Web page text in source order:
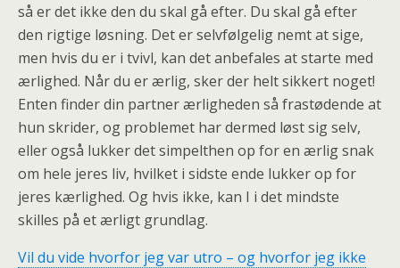
så er det ikke den du skal gå efter. Du skal gå efter
den rigtige løsning. Det er selvfølgelig nemt at sige,
men hvis du er i tvivl, kan det anbefales at starte med
ærlighed. Når du er ærlig, sker der helt sikkert noget!
Enten finder din partner ærligheden så frastødende at
hun skrider, og problemet har dermed løst sig selv,
eller også lukker det simpelthen op for en ærlig snak
om hele jeres liv, hvilket i sidste ende lukker op for
jeres kærlighed. Og hvis ikke, kan I i det mindste
skilles på et ærligt grundlag.
Vil du vide hvorfor jeg var utro – og hvorfor jeg ikke